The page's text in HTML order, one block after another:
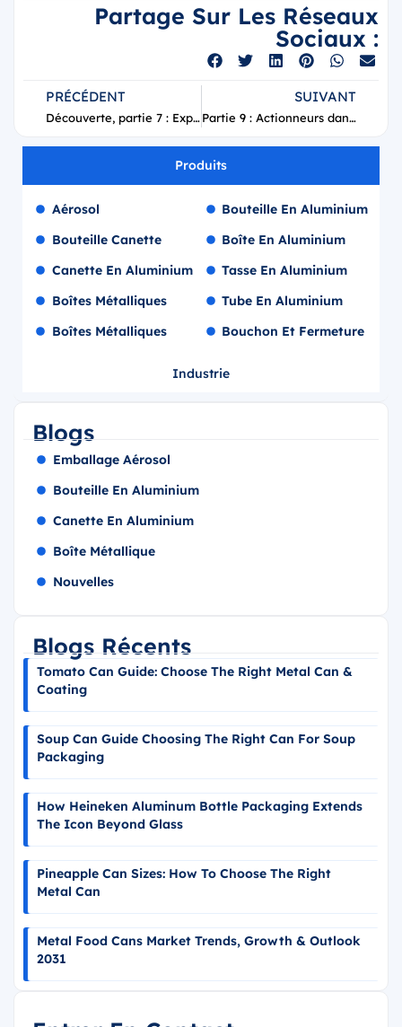
Partage Sur Les Réseaux
Sociaux :
PRÉCÉDENT
Découverte, partie 7 : Exploration des différents types de valves d’aérosol et de leurs applications
SUIVANT
Partie 9 : Actionneurs dans les vannes d'aérosol – Types, fonctions et conception
Produits
Industrie
Aérosol
Bouteille Canette
Canette En Aluminium
Boîtes Métalliques
Boîtes Métalliques
Bouteille En Aluminium
Boîte En Aluminium
Tasse En Aluminium
Tube En Aluminium
Bouchon Et Fermeture
Blogs
Emballage Aérosol
Bouteille En Aluminium
Canette En Aluminium
Boîte Métallique
Nouvelles
Blogs Récents
Tomato Can Guide: Choose The Right Metal Can &
Coating
Soup Can Guide Choosing The Right Can For Soup
Packaging
How Heineken Aluminum Bottle Packaging Extends
The Icon Beyond Glass
Pineapple Can Sizes: How To Choose The Right
Metal Can
Metal Food Cans Market Trends, Growth & Outlook
2031